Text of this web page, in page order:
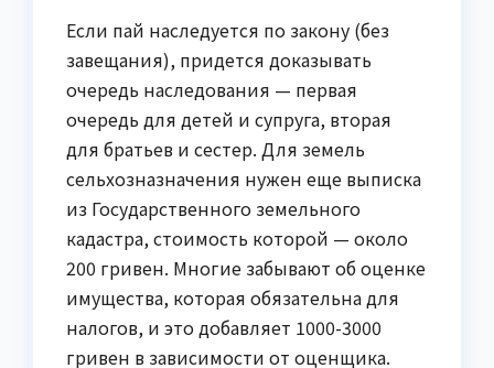
Если пай наследуется по закону (без
завещания), придется доказывать
очередь наследования — первая
очередь для детей и супруга, вторая
для братьев и сестер. Для земель
сельхозназначения нужен еще выписка
из Государственного земельного
кадастра, стоимость которой — около
200 гривен. Многие забывают об оценке
имущества, которая обязательна для
налогов, и это добавляет 1000-3000
гривен в зависимости от оценщика.